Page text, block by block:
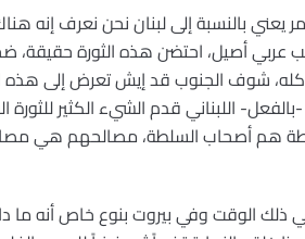
يعني بالنسبة إلى لبنان نحن نعرف إنه
عربي أصيل، احتضن هذه الثورة
كله، شوف الجنوب قد إيش تعرض إلى
اللبناني قدم الشيء الكثير للثورة
هم أصحاب السلطة، مصالحهم هي
ذلك الوقت وفي بيروت بنوع خاص أنه ما